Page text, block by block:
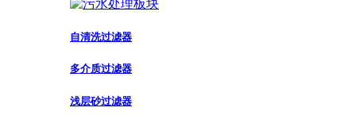
自清洗过滤器
多介质过滤器
浅层砂过滤器